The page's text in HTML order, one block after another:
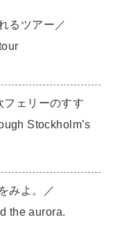
るツアー／
フェリーのすす
Stockholm’s
みよ。／
the aurora.